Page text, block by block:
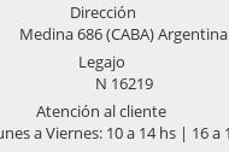
Dirección
Medina 686 (CABA) Argentina
Legajo
N 16219
Atención al cliente
a Viernes: 10 a 14 hs | 16 a